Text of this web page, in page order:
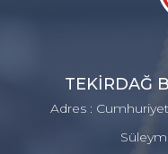
TEKİRDAĞ
Adres :